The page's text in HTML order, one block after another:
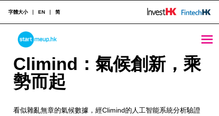
Climind：氣候創新，乘勢而起 - StartmeupHK
STARTMEUPHK
STARTMEUPHK FESTIVAL IS THE LEADING STARTUP AND INNOVATION CONFERENCE EVENT IN HONG KONG
字體大小 EN 简
C
l
Climind：氣候創新，乘
勢而起
看似雜亂無章的氣候數據，經Climind的人工智能系統分析驗證